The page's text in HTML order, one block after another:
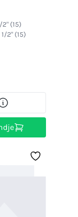
(15)
2" (15)